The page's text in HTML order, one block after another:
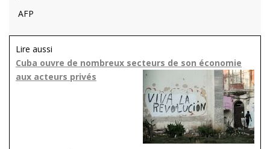
AFP
Lire aussi
Cuba ouvre de nombreux secteurs de son économie
aux acteurs privés